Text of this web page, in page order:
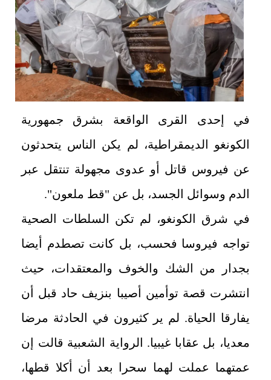
في إحدى القرى الواقعة بشرق جمهورية
الكونغو الديمقراطية، لم يكن الناس يتحدثون
عن فيروس قاتل أو عدوى مجهولة تنتقل عبر
الدم وسوائل الجسد، بل عن "قط ملعون".
في شرق الكونغو، لم تكن السلطات الصحية
تواجه فيروسا فحسب، بل كانت تصطدم أيضا
بجدار من الشك والخوف والمعتقدات، حيث
انتشرت قصة توأمين أصيبا بنزيف حاد قبل أن
يفارقا الحياة. لم ير كثيرون في الحادثة مرضا
معديا، بل عقابا غيبيا. الرواية الشعبية قالت إن
عمتهما عملت لهما سحرا بعد أن أكلا قطها،